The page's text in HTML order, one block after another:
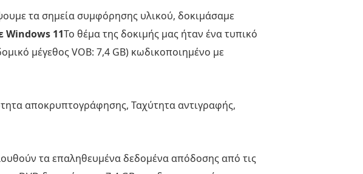
τα σημεία συμφόρησης υλικού, δοκιμάσαμε
Windows 11Το θέμα της δοκιμής μας ήταν ένα τυπικό
μέγεθος VOB: 7,4 GB) κωδικοποιημένο με
αποκρυπτογράφησης, Ταχύτητα αντιγραφής,
τα επαληθευμένα δεδομένα απόδοσης από τις